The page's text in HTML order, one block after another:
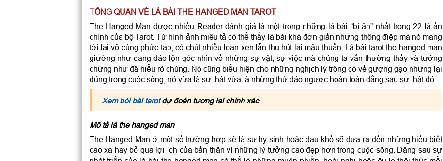
TỔNG QUAN VỀ LÁ BÀI THE HANGED MAN TAROT
The Hanged Man được nhiều Reader đánh giá là một trong những lá bài “bí ẩn” nhất trong 22 lá ẩn
chính của bộ Tarot. Từ hình ảnh miêu tả có thể thấy lá bài khá đơn giản nhưng thông điệp mà nó mang
tới lại vô cùng phức tạp, có chút nhiễu loạn xen lẫn thu hút lại mâu thuẫn. Lá bài tarot the hanged man
giường như đang đảo lộn góc nhìn về những sự vật, sự việc mà chúng ta vẫn thường thấy và tưởng
chừng như đã hiểu rõ chúng. Nó cũng biểu hiện cho những nghịch lý trông có vẻ gượng gạo nhưng lại
đúng trong cuộc sống, nó vừa là sự thật vừa là những thứ đảo ngược hoàn toàn đằng sau sự thật đó.
Xem bói bài tarotdự đoán tương lai chính xác
Mô tả lá the hanged man
The Hanged Man ở một số trường hợp sẽ là sự hy sinh hoặc đau khổ sẽ đưa ra đến những hiểu biết
cao xa hay bỏ qua lợi ích của bản thân vì những lý tưởng cao đẹp hơn trong cuộc sống. Đằng sau sự